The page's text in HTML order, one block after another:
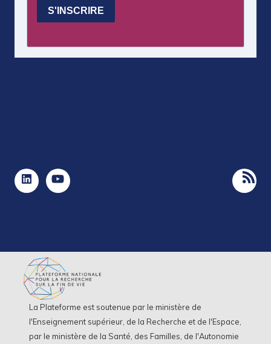
La Plateforme est soutenue par le ministère de
l'Enseignement supérieur, de la Recherche et de l'Espace,
par le ministère de la Santé, des Familles, de l'Autonomie